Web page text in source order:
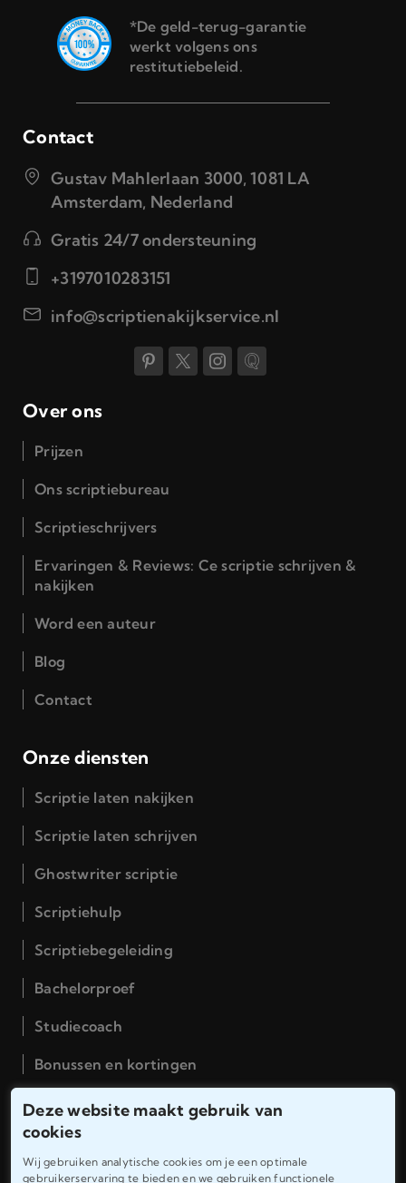
Deze website maakt gebruik van
cookies
Wij gebruiken analytische cookies om je een optimale
gebruikerservaring te bieden en we gebruiken functionele
*De geld-terug-garantie
werkt volgens ons
restitutiebeleid.
Contact
Gustav Mahlerlaan 3000, 1081 LA
Amsterdam, Nederland
Gratis 24/7 ondersteuning
+3197010283151
info@scriptienakijkservice.nl
Over ons
Prijzen
Ons scriptiebureau
Scriptieschrijvers
Ervaringen & Reviews: Ce scriptie schrijven &
nakijken
Word een auteur
Blog
Contact
Onze diensten
Scriptie laten nakijken
Scriptie laten schrijven
Ghostwriter scriptie
Scriptiehulp
Scriptiebegeleiding
Bachelorproef
Studiecoach
Bonussen en kortingen
Hulp & Support
Algemene voorwaarden